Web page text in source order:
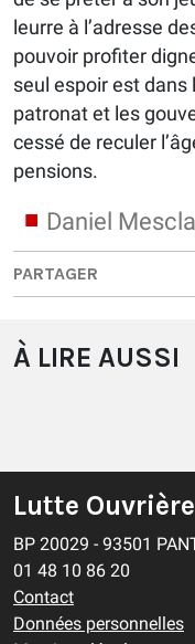
leurre à l’adresse
pouvoir profiter
seul espoir est dans
patronat et les
cessé de reculer
pensions.
Daniel Mescla
PARTAGER
À LIRE AUSSI
Lutte Ouvrière
BP 20029 - 93501
01 48 10 86 20
Contact
Données personnelles